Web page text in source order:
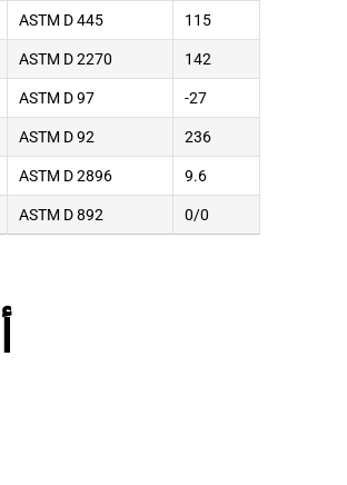
ASTM D 445 115
ASTM D 2270 142
ASTM D 97 -27
ASTM D 92 236
ASTM D 2896 9.6
ASTM D 892 0/0